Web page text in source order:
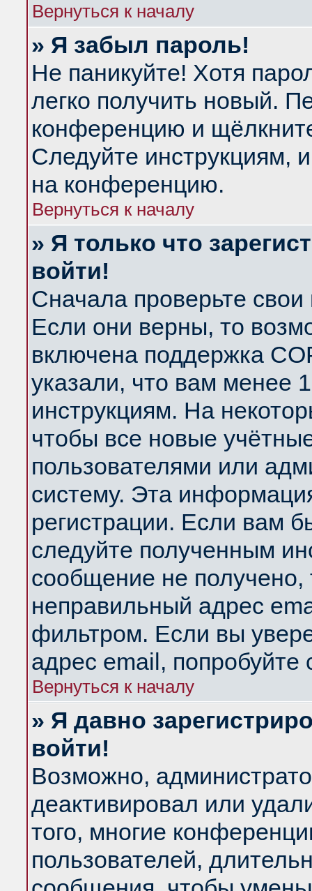
Вернуться к началу
» Я забыл пароль!
Не паникуйте! Хотя
легко получить новый.
конференцию и
Следуйте инструкциям,
на конференцию.
Вернуться к началу
» Я только что
войти!
Сначала проверьте
Если они верны, то
включена поддержка
указали, что вам менее
инструкциям. На
чтобы все новые
пользователями или
систему. Эта
регистрации. Если вам
следуйте полученным
сообщение не получено,
неправильный адрес
фильтром. Если вы
адрес email, попробуйте
Вернуться к началу
» Я давно
войти!
Возможно,
деактивировал или
того, многие
пользователей,